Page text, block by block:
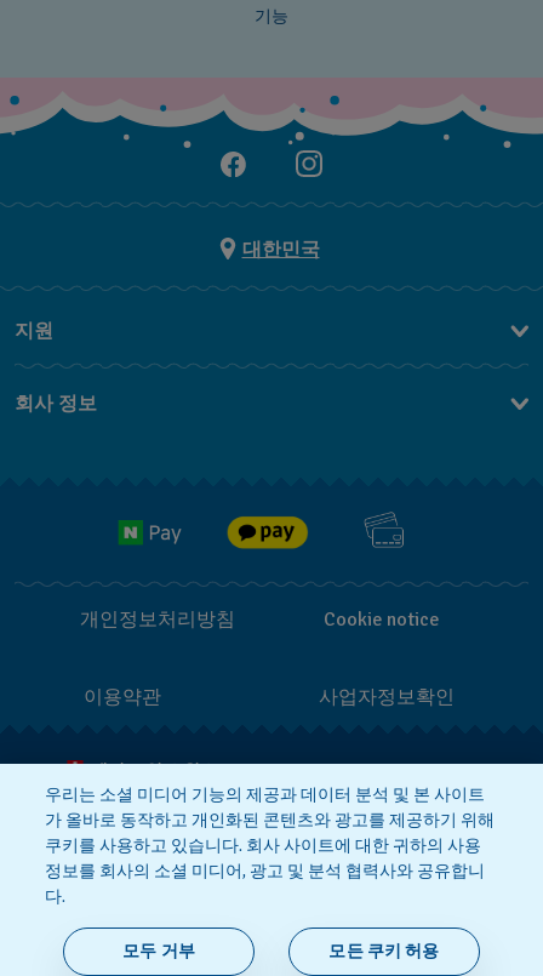
기능
대한민국
지원
FAQ
회사 정보
개인정보처리방침 Cookie notice
이용약관 사업자정보확인
메이드 인 스위스
상호 : 스와치그룹코리아(주)
대표 : STEPHEN DAMON DE LUCCHI
사업자등록번호: 220-81-01107
주소 : 서울특별시 서대문구 충정로
36, 1,2,10,11층동 | 통신판매신고번호:
2018-서울서대문-0765
문의 :connect@swatch.kr
호스팅서비스사업자:
우리는 소셜 미디어 기능의 제공과 데이터 분석 및 본 사이트
가 올바로 동작하고 개인화된 콘텐츠와 광고를 제공하기 위해
쿠키를 사용하고 있습니다. 회사 사이트에 대한 귀하의 사용
정보를 회사의 소셜 미디어, 광고 및 분석 협력사와 공유합니
다.
모두 거부 모든 쿠키 허용